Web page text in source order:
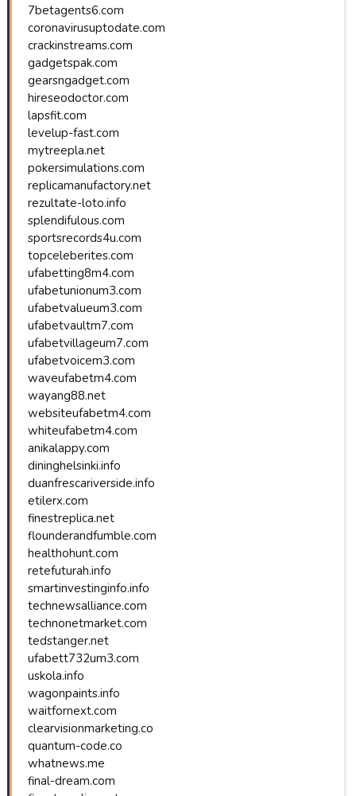
7betagents6.com
coronavirusuptodate.com
crackinstreams.com
gadgetspak.com
gearsngadget.com
hireseodoctor.com
lapsfit.com
levelup-fast.com
mytreepla.net
pokersimulations.com
replicamanufactory.net
rezultate-loto.info
splendifulous.com
sportsrecords4u.com
topceleberites.com
ufabetting8m4.com
ufabetunionum3.com
ufabetvalueum3.com
ufabetvaultm7.com
ufabetvillageum7.com
ufabetvoicem3.com
waveufabetm4.com
wayang88.net
websiteufabetm4.com
whiteufabetm4.com
anikalappy.com
dininghelsinki.info
duanfrescariverside.info
etilerx.com
finestreplica.net
flounderandfumble.com
healthohunt.com
retefuturah.info
smartinvestinginfo.info
technewsalliance.com
technonetmarket.com
tedstanger.net
ufabett732um3.com
uskola.info
wagonpaints.info
waitfornext.com
clearvisionmarketing.co
quantum-code.co
whatnews.me
final-dream.com